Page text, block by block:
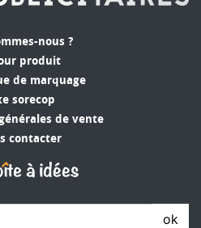
nous ?
produit
de marquage
sorecop
de vente
contacter
ok